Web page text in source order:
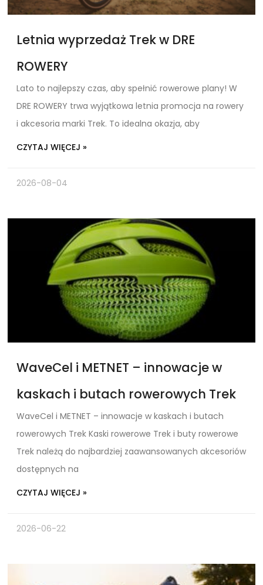
Letnia wyprzedaż Trek w DRE
ROWERY
Lato to najlepszy czas, aby spełnić rowerowe plany! W
DRE ROWERY trwa wyjątkowa letnia promocja na rowery
i akcesoria marki Trek. To idealna okazja, aby
CZYTAJ WIĘCEJ »
2026-08-04
WaveCel i METNET – innowacje w
kaskach i butach rowerowych Trek
WaveCel i METNET – innowacje w kaskach i butach
rowerowych Trek Kaski rowerowe Trek i buty rowerowe
Trek należą do najbardziej zaawansowanych akcesoriów
dostępnych na
CZYTAJ WIĘCEJ »
2026-06-22